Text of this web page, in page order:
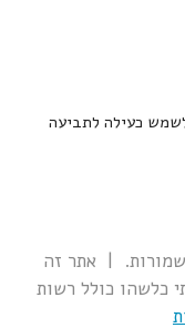
כעילה לתביעה
שמורות. | אתר זה
כלשהו כולל רשות